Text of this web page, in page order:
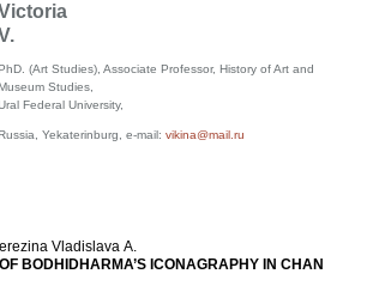
(Art Studies), Associate Professor, History of Art and
Studies,
Federal University,
Yekaterinburg, e-mail: vikina@mail.ru
Vladislava А.
BODHIDHARMA’S ICONAGRAPHY IN CHAN